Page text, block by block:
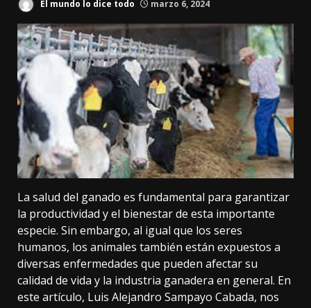
El mundo lo dice todo marzo 6, 2024
La salud del ganado es fundamental para garantizar
la productividad y el bienestar de esta importante
especie. Sin embargo, al igual que los seres
humanos, los animales también están expuestos a
diversas enfermedades que pueden afectar su
calidad de vida y la industria ganadera en general. En
este artículo, Luis Alejandro Sampayo Cabada, nos